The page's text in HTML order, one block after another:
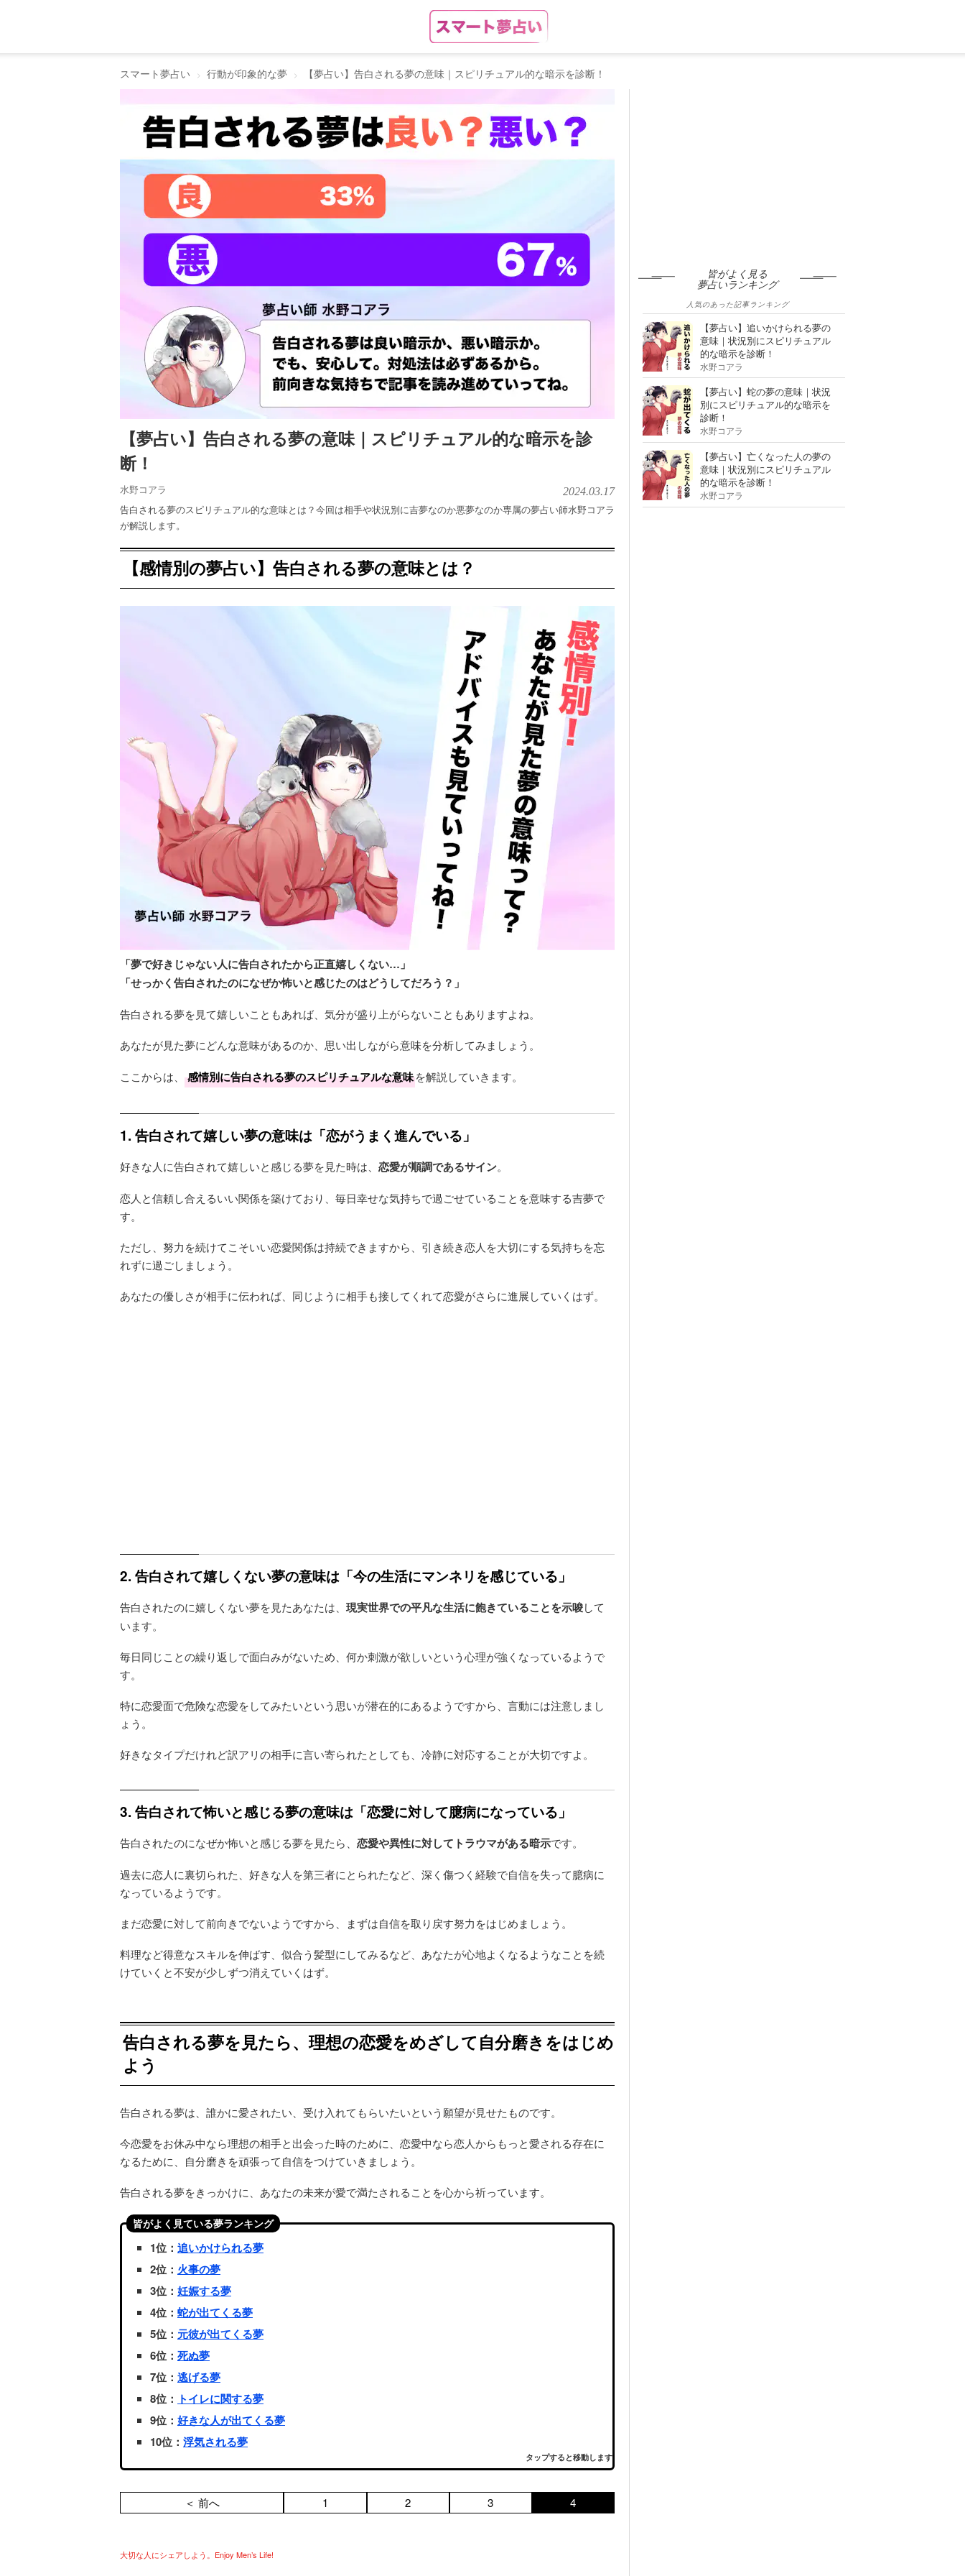
スマート夢占い 行動が印象的な夢 【夢占い】告白される夢の意味｜スピリチュアル的な暗示を診断！
【夢占い】告白される夢の意味｜スピリチュアル的な暗示を診
断！
水野コアラ 2024.03.17
告白される夢のスピリチュアル的な意味とは？今回は相手や状況別に吉夢なのか悪夢なのか専属の夢占い師水野コアラ
が解説します。
【感情別の夢占い】告白される夢の意味とは？
「夢で好きじゃない人に告白されたから正直嬉しくない…」
「せっかく告白されたのになぜか怖いと感じたのはどうしてだろう？」
告白される夢を見て嬉しいこともあれば、気分が盛り上がらないこともありますよね。
あなたが見た夢にどんな意味があるのか、思い出しながら意味を分析してみましょう。
ここからは、 感情別に告白される夢のスピリチュアルな意味を解説していきます。
1. 告白されて嬉しい夢の意味は「恋がうまく進んでいる」
好きな人に告白されて嬉しいと感じる夢を見た時は、 恋愛が順調であるサイン。
恋人と信頼し合えるいい関係を築けており、毎日幸せな気持ちで過ごせていることを意味する吉夢で
す。
ただし、努力を続けてこそいい恋愛関係は持続できますから、引き続き恋人を大切にする気持ちを忘
れずに過ごしましょう。
あなたの優しさが相手に伝われば、同じように相手も接してくれて恋愛がさらに進展していくはず。
2. 告白されて嬉しくない夢の意味は「今の生活にマンネリを感じている」
告白されたのに嬉しくない夢を見たあなたは、 現実世界での平凡な生活に飽きていることを示唆して
います。
毎日同じことの繰り返しで面白みがないため、何か刺激が欲しいという心理が強くなっているようで
す。
特に恋愛面で危険な恋愛をしてみたいという思いが潜在的にあるようですから、言動には注意しまし
ょう。
好きなタイプだけれど訳アリの相手に言い寄られたとしても、冷静に対応することが大切ですよ。
3. 告白されて怖いと感じる夢の意味は「恋愛に対して臆病になっている」
告白されたのになぜか怖いと感じる夢を見たら、 恋愛や異性に対してトラウマがある暗示です。
過去に恋人に裏切られた、好きな人を第三者にとられたなど、深く傷つく経験で自信を失って臆病に
なっているようです。
まだ恋愛に対して前向きでないようですから、まずは自信を取り戻す努力をはじめましょう。
料理など得意なスキルを伸ばす、似合う髪型にしてみるなど、あなたが心地よくなるようなことを続
けていくと不安が少しずつ消えていくはず。
告白される夢を見たら、理想の恋愛をめざして自分磨きをはじめ
よう
告白される夢は、誰かに愛されたい、受け入れてもらいたいという願望が見せたものです。
今恋愛をお休み中なら理想の相手と出会った時のために、恋愛中なら恋人からもっと愛される存在に
なるために、自分磨きを頑張って自信をつけていきましょう。
告白される夢をきっかけに、あなたの未来が愛で満たされることを心から祈っています。
皆がよく見ている夢ランキング
1位： 追いかけられる夢
2位： 火事の夢
3位： 妊娠する夢
4位： 蛇が出てくる夢
5位： 元彼が出てくる夢
6位： 死ぬ夢
7位： 逃げる夢
8位： トイレに関する夢
9位： 好きな人が出てくる夢
10位： 浮気される夢
タップすると移動します
＜ 前へ 1 2 3 4
大切な人にシェアしよう。Enjoy Men’s Life!
皆がよく見る
夢占いランキング
人気のあった記事ランキング
【夢占い】追いかけられる夢の
意味｜状況別にスピリチュアル
的な暗示を診断！
水野コアラ
【夢占い】蛇の夢の意味｜状況
別にスピリチュアル的な暗示を
診断！
水野コアラ
【夢占い】亡くなった人の夢の
意味｜状況別にスピリチュアル
的な暗示を診断！
水野コアラ